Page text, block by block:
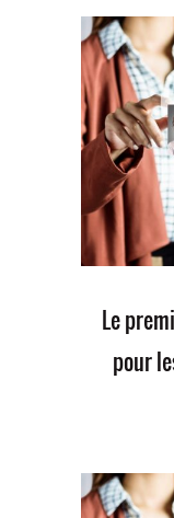
Le
pour